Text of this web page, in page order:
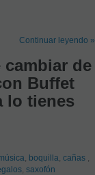
Continuar leyendo »
cambiar de
Buffet
lo tienes
boquilla cañas
, saxofón